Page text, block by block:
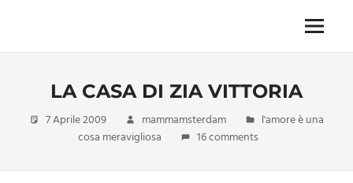
content
imprescindibile,
inevitabile
Menu
LA CASA DI ZIA VITTORIA
7 Aprile 2009 mammamsterdam
l'amore è una
cosa meravigliosa
16 comments